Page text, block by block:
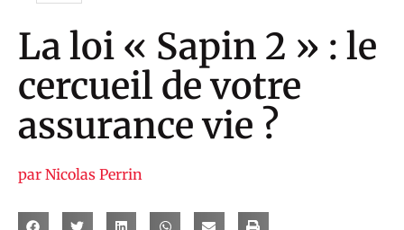
La loi « Sapin 2 » : le
cercueil de votre
assurance vie ?
par Nicolas Perrin